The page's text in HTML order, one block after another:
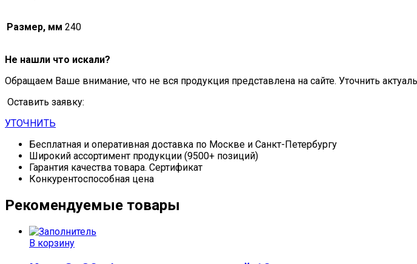
Размер, мм 240
Не нашли что искали?
Обращаем Ваше внимание, что не вся продукция представлена на сайте. Уточнить
Оставить заявку:
УТОЧНИТЬ
Бесплатная и оперативная доставка по Москве и Санкт-Петербургу
Широкий ассортимент продукции (9500+ позиций)
Гарантия качества товара. Сертификат
Конкурентоспособная цена
Рекомендуемые товары
В корзину